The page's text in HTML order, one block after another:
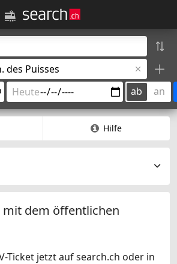
ab an
Hilfe
mit dem öffentlichen
Ticket jetzt auf search.ch oder in